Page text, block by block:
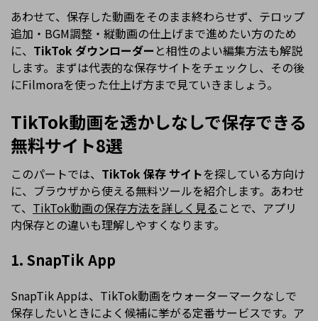
あわせて、保存した動画をそのまま終わらせず、テロップ
追加・BGM調整・縦動画の仕上げまで進めたい方のため
に、 TikTok ダウンローダー と相性のよい編集方法も解説
します。まずは代表的な保存サイトをチェックし、その後
にFilmoraを使った仕上げ方まで見ていきましょう。
TikTok動画を透かしなしで保存できる
無料サイト8選
このパートでは、 TikTok 保存 サイトを探している方向け
に、ブラウザから使える無料ツールを紹介します。あわせ
て、 TikTok動画の保存方法を詳しく見る ことで、アプリ
内保存との違いも理解しやすくなります。
1. SnapTik App
SnapTik Appは、TikTok動画をウォーターマークなしで
保存したいときによく候補に挙がる定番サービスです。ア